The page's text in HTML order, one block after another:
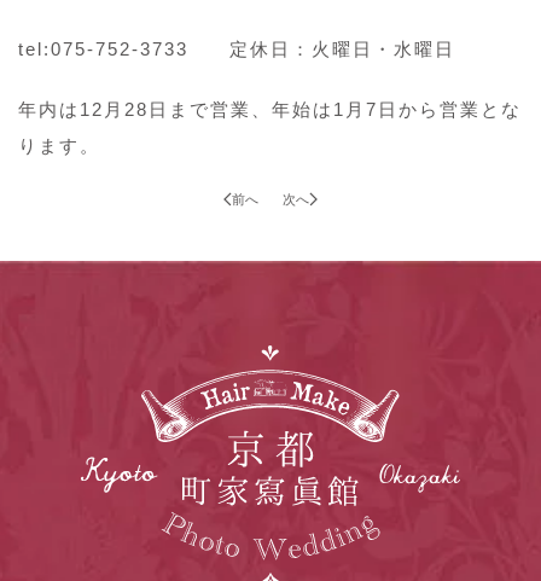
tel:075-752-3733 定休日：火曜日・水曜日
年内は12月28日まで営業、年始は1月7日から営業とな
ります。
前へ 次へ